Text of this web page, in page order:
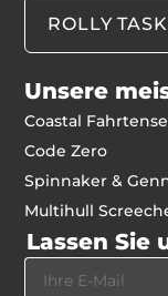
ROLLY
Unsere
Coastal
Code Zero
Spinnaker &
Multihull
Lassen Sie